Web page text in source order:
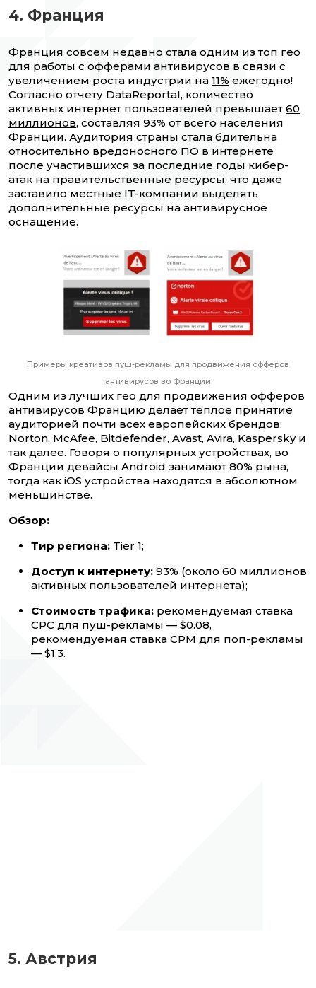
4. Франция
Франция совсем недавно стала одним из топ гео
для работы с офферами антивирусов в связи с
увеличением роста индустрии на 11% ежегодно!
Согласно отчету DataReportal, количество
активных интернет пользователей превышает 60
миллионов, составляя 93% от всего населения
Франции. Аудитория страны стала бдительна
относительно вредоносного ПО в интернете
после участившихся за последние годы кибер-
атак на правительственные ресурсы, что даже
заставило местные IT-компании выделять
дополнительные ресурсы на антивирусное
оснащение.
Примеры креативов пуш-рекламы для продвижения офферов
антивирусов во Франции
Одним из лучших гео для продвижения офферов
антивирусов Францию делает теплое принятие
аудиторией почти всех европейских брендов:
Norton, McAfee, Bitdefender, Avast, Avira, Kaspersky и
так далее. Говоря о популярных устройствах, во
Франции девайсы Android занимают 80% рына,
тогда как iOS устройства находятся в абсолютном
меньшинстве.
Обзор:
Тир региона: Tier 1;
Доступ к интернету: 93% (около 60 миллионов
активных пользователей интернета);
Стоимость трафика: рекомендуемая ставка
CPC для пуш-рекламы — $0.08,
рекомендуемая ставка CPM для поп-рекламы
— $1.3.
5. Австрия